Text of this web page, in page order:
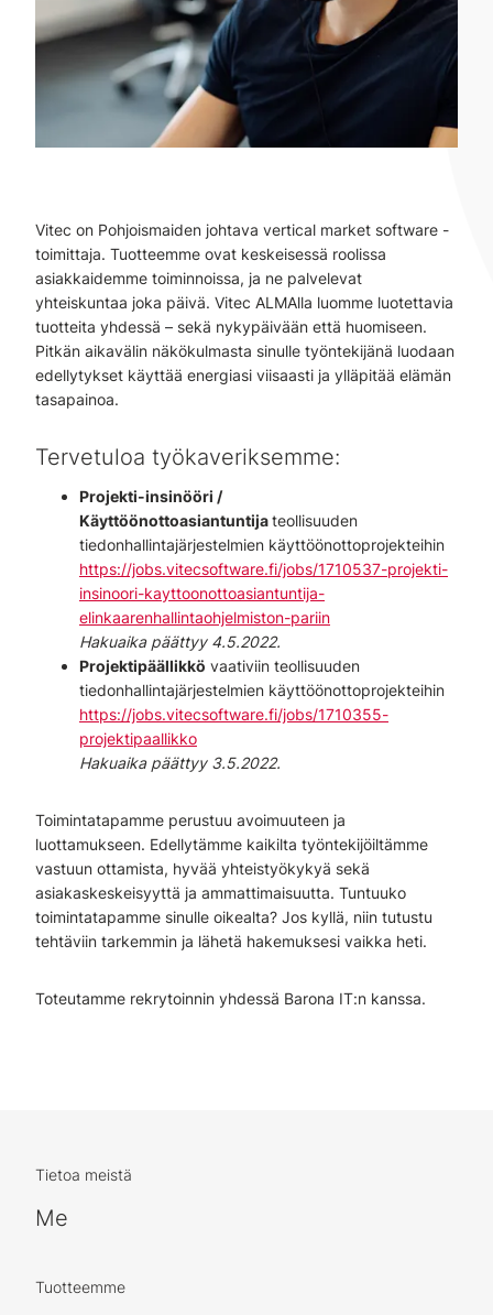
Vitec on Pohjoismaiden johtava vertical market software -
toimittaja. Tuotteemme ovat keskeisessä roolissa
asiakkaidemme toiminnoissa, ja ne palvelevat
yhteiskuntaa joka päivä. Vitec ALMAlla luomme luotettavia
tuotteita yhdessä – sekä nykypäivään että huomiseen.
Pitkän aikavälin näkökulmasta sinulle työntekijänä luodaan
edellytykset käyttää energiasi viisaasti ja ylläpitää elämän
tasapainoa.
Tervetuloa työkaveriksemme:
Projekti-insinööri /
Käyttöönottoasiantuntijateollisuuden
tiedonhallintajärjestelmien käyttöönottoprojekteihin
https://jobs.vitecsoftware.fi/jobs/1710537-projekti-
insinoori-kayttoonottoasiantuntija-
elinkaarenhallintaohjelmiston-pariin
Hakuaika päättyy 4.5.2022.
Projektipäällikkö vaativiin teollisuuden
tiedonhallintajärjestelmien käyttöönottoprojekteihin
https://jobs.vitecsoftware.fi/jobs/1710355-
projektipaallikko
Hakuaika päättyy 3.5.2022.
Toimintatapamme perustuu avoimuuteen ja
luottamukseen. Edellytämme kaikilta työntekijöiltämme
vastuun ottamista, hyvää yhteistyökykyä sekä
asiakaskeskeisyyttä ja ammattimaisuutta. Tuntuuko
toimintatapamme sinulle oikealta? Jos kyllä, niin tutustu
tehtäviin tarkemmin ja lähetä hakemuksesi vaikka heti.
Toteutamme rekrytoinnin yhdessä Barona IT:n kanssa.
Tietoa meistä
Me
Tuotteemme